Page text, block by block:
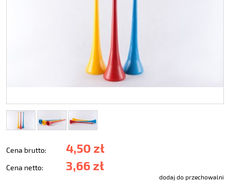
Cena brutto: 4,50 zł
Cena netto: 3,66 zł
dodaj do przechowalni